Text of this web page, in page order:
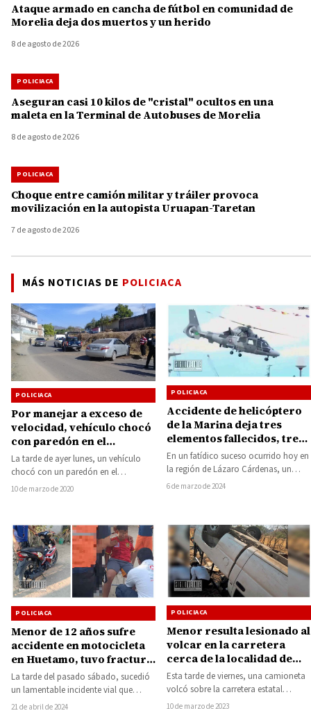
Ataque armado en cancha de fútbol en comunidad de
Morelia deja dos muertos y un herido
8 de agosto de 2026
POLICIACA
Aseguran casi 10 kilos de "cristal" ocultos en una
maleta en la Terminal de Autobuses de Morelia
8 de agosto de 2026
POLICIACA
Choque entre camión militar y tráiler provoca
movilización en la autopista Uruapan-Taretan
7 de agosto de 2026
MÁS NOTICIAS DE POLICIACA
POLICIACA
Por manejar a exceso de
velocidad, vehículo chocó
con paredón en el
libramiento de Huetamo
La tarde de ayer lunes, un vehículo
chocó con un paredón en el
libramiento norte de la ciudad…
10 de marzo de 2020
POLICIACA
Accidente de helicóptero
de la Marina deja tres
elementos fallecidos, tres
lesionados y dos
desaparecidos en Lázaro
Cárdenas
En un fatídico suceso ocurrido hoy en
la región de Lázaro Cárdenas, un
helicóptero de la Marina se…
6 de marzo de 2024
POLICIACA
Menor de 12 años sufre
accidente en motocicleta
en Huetamo, tuvo fractura
de tibia y peroné
La tarde del pasado sábado, sucedió
un lamentable incidente vial que
involucró a un menor de edad.
21 de abril de 2024
POLICIACA
Menor resulta lesionado al
volcar en la carretera
cerca de la localidad de
Comburindio
Esta tarde de viernes, una camioneta
volcó sobre la carretera estatal
Huetamo-San Jerónimo, lugar
10 de marzo de 2023